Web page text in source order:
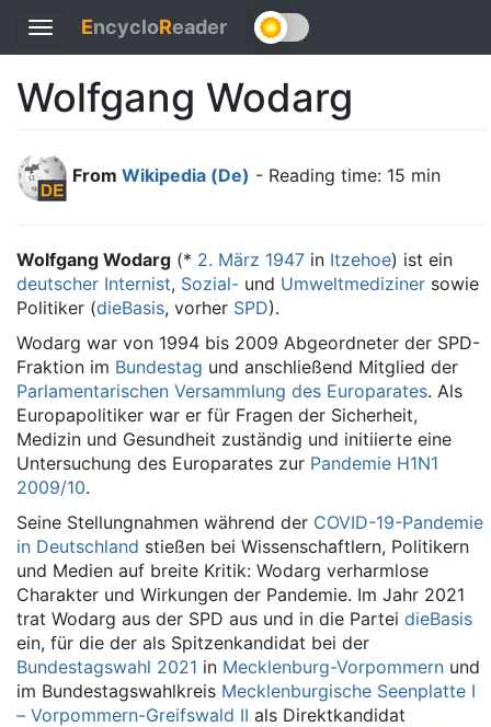
Toggle
navigation
EncycloReader
Wolfgang Wodarg
From Wikipedia (De) - Reading time: 15 min
Wolfgang Wodarg (* 2. März 1947 in Itzehoe) ist ein
deutscher Internist, Sozial- und Umweltmediziner sowie
Politiker (dieBasis, vorher SPD).
Wodarg war von 1994 bis 2009 Abgeordneter der SPD-
Fraktion im Bundestag und anschließend Mitglied der
Parlamentarischen Versammlung des Europarates. Als
Europapolitiker war er für Fragen der Sicherheit,
Medizin und Gesundheit zuständig und initiierte eine
Untersuchung des Europarates zur Pandemie H1N1
2009/10.
Seine Stellungnahmen während der COVID-19-Pandemie
in Deutschland stießen bei Wissenschaftlern, Politikern
und Medien auf breite Kritik: Wodarg verharmlose
Charakter und Wirkungen der Pandemie. Im Jahr 2021
trat Wodarg aus der SPD aus und in die Partei dieBasis
ein, für die der als Spitzenkandidat bei der
Bundestagswahl 2021 in Mecklenburg-Vorpommern und
im Bundestagswahlkreis Mecklenburgische Seenplatte I
– Vorpommern-Greifswald II als Direktkandidat